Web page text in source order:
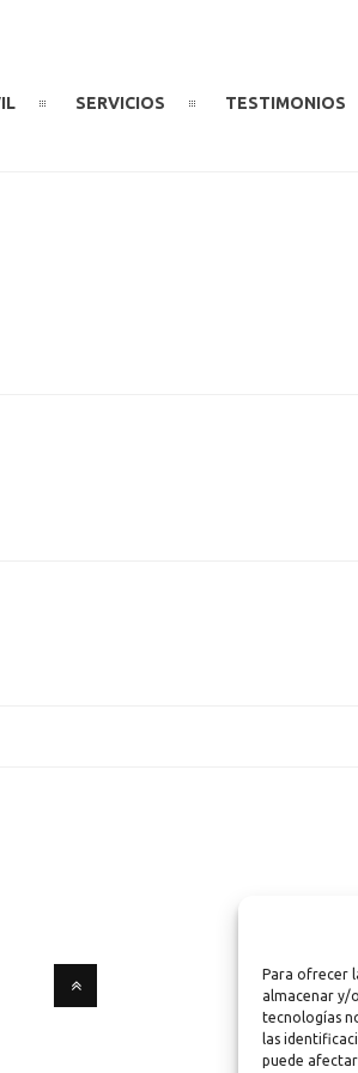
Para ofrecer
almacenar y/
tecnologías
las
puede
SERVICIOS TESTIMONIOS